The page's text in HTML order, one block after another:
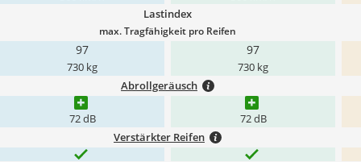
Lastindex
max. Tragfähigkeit pro Reifen
97
730 kg
97
730 kg
Abrollgeräusch
72 dB 72 dB
Verstärkter Reifen